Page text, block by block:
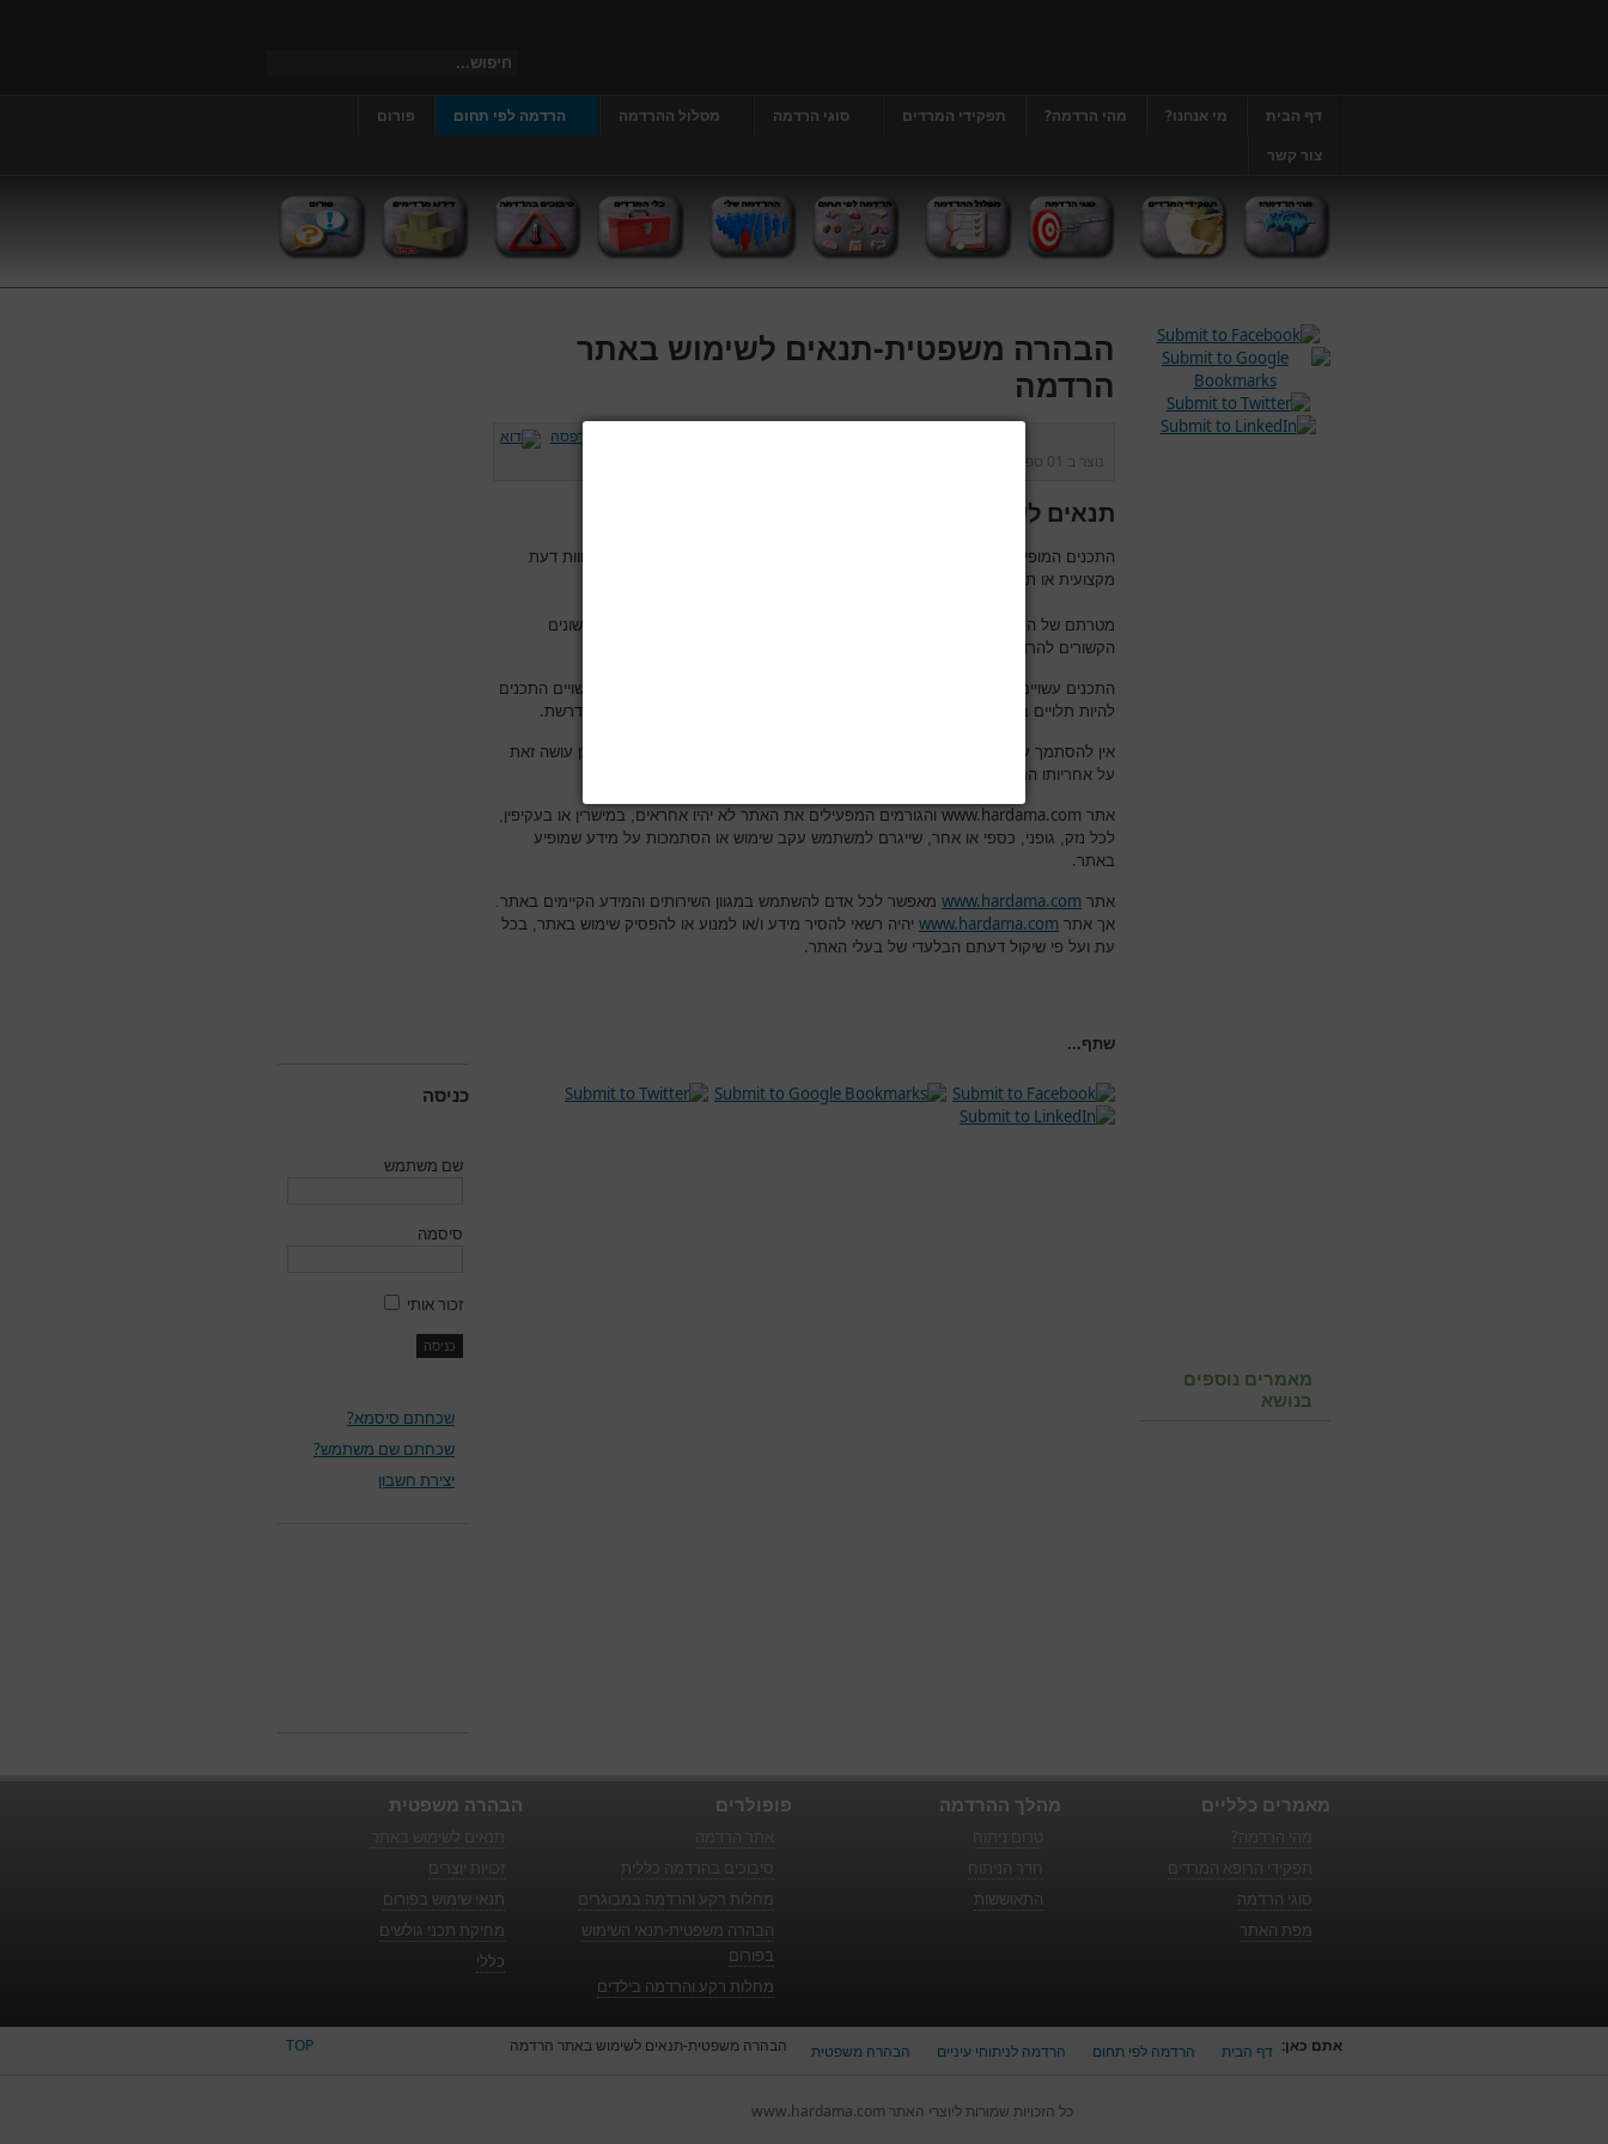
דף הבית מי אנחנו? מהי הרדמה? תפקידי המרדים סוגי הרדמה מסלול ההרדמה הרדמה לפי תחום
פורום
צור קשר
הבהרה משפטית-תנאים לשימוש באתר
הרדמה
נוצר ב 01 ספטמבר 2013
תנאים לשימוש באתר הרדמה
התכנים המופיעים באתר נועדו לספק מידע רפואי כללי ואינם מהווים עצה רפואית, חוות דעת
מקצועית או תחליף להתייעצות עם רופא מרדים או איש מקצוע אחר
מטרתם של התכנים והמאמרים באתר היא להרחיב את בסיס הידע שלכם בנושאים שונים
הקשורים להרדמה ולניתוח והם אינם מחליפים פנייה לאיש מקצוע מוסמך
התכנים עשויים לבטא אסכולה רפואית מסוימת או דעה אישית של הכותב. כמו כן, עשויים התכנים
להיות תלויים בנסיבות העובדתיות של מקרה מסוים ויש להתייחס אליהם בזהירות הנדרשת.
אין להסתמך על מידע המופיע באתר לשם החלטה על טיפול רפואי כלשהו והעושה כן עושה זאת
על אחריותו המלאה והבלעדית
אתר www.hardama.com והגורמים המפעילים את האתר לא יהיו אחראים, במישרין או בעקיפין,
לכל נזק, גופני, כספי או אחר, שייגרם למשתמש עקב שימוש או הסתמכות על מידע שמופיע
באתר.
אתר www.hardama.com מאפשר לכל אדם להשתמש במגוון השירותים והמידע הקיימים באתר.
אך אתר www.hardama.com יהיה רשאי להסיר מידע ו/או למנוע או להפסיק שימוש באתר, בכל
עת ועל פי שיקול דעתם הבלעדי של בעלי האתר.
שתף...
כניסה
שם משתמש
סיסמה
זכור אותי
שכחתם סיסמא?
שכחתם שם משתמש?
יצירת חשבון
מאמרים נוספים
בנושא
הבהרה משפטית
זכויות יוצרים
תנאי שימוש בפורום
מחיקת תכני גולשים
כללי
פופולרים
סיבוכים בהרדמה כללית
מחלות רקע והרדמה במבוגרים
הבהרה משפטית-תנאי השימוש
בפורום
מחלות רקע והרדמה בילדים
מהלך ההרדמה
חדר הניתוח
התאוששות
מאמרים כלליים
תפקידי הרופא המרדים
סוגי הרדמה
מפת האתר
אתם כאן: דף הבית הרדמה לפי תחום הרדמה לניתוחי עיניים הבהרה משפטית הבהרה משפטית-תנאים לשימוש באתר הרדמה TOP
כל הזכויות שמורות ליוצרי האתר www.hardama.com